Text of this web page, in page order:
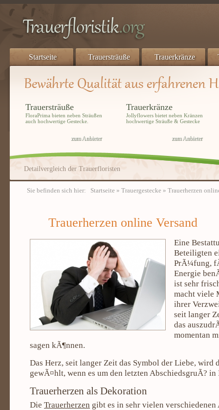
Startseite Trauersträuße Trauerkränze
Detailvergleich der Trauerfloristen
Trauersträuße
FloraPrima bieten neben Sträußen
auch hochwertige Gestecke.
zum Anbieter
Trauerkränze
Jollyflowers bietet neben Kränzen
hochwertige Sträuße & Gestecke
zum Anbieter
Sie befinden sich hier: Startseite » Trauergestecke » Trauerherzen
Trauerherzen online Versand
Eine
Beteiligten
PrÃ¼fung,
Energie
ist sehr
macht viele
ihrer
seit langer
das
momentan
sagen kÃ¶nnen.
Das Herz, seit langer Zeit das Symbol der Liebe, wird
gewÃ¤hlt, wenn es um den letzten AbschiedsgruÃ?
Trauerherzen als Dekoration
Die Trauerherzen gibt es in sehr vielen